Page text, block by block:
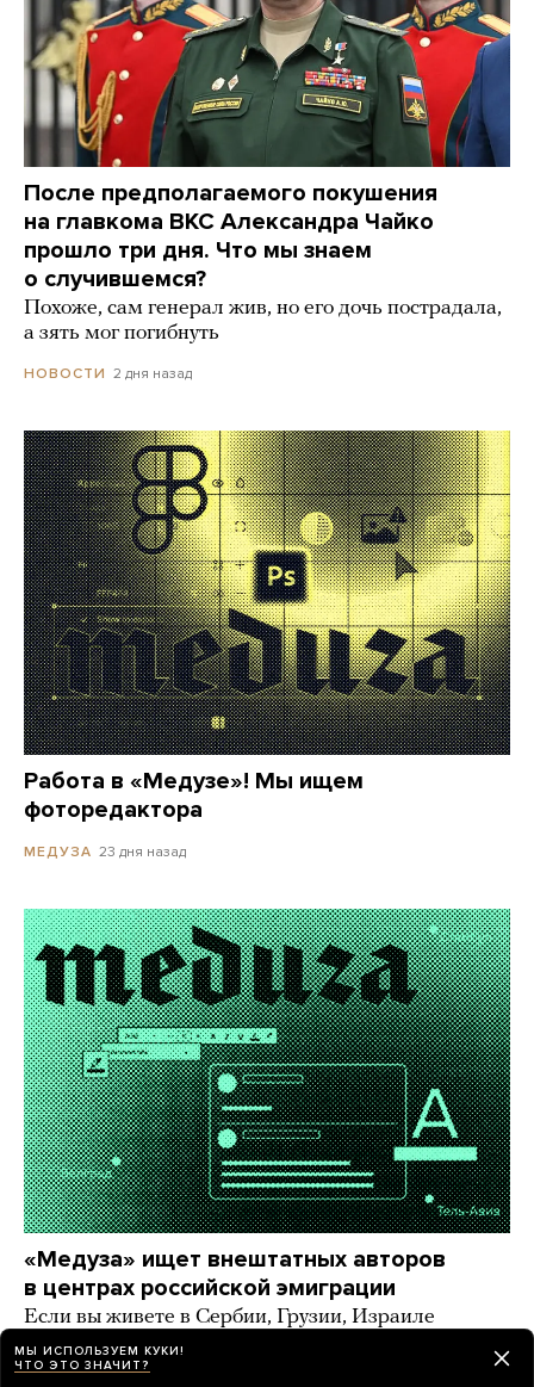
После предполагаемого покушения
на главкома ВКС Александра Чайко
прошло три дня. Что мы знаем
о случившемся?
Похоже, сам генерал жив, но его дочь пострадала,
а зять мог погибнуть
НОВОСТИ 2 дня назад
Работа в «Медузе»! Мы ищем
фоторедактора
МЕДУЗА 23 дня назад
«Медуза» ищет внештатных авторов
в центрах российской эмиграции
Если вы живете в Сербии, Грузии, Израиле
и других странах, где большое русскоязычное
комьюнити, — напишите нам!
МЫ ИСПОЛЬЗУЕМ КУКИ!
ЧТО ЭТО ЗНАЧИТ?